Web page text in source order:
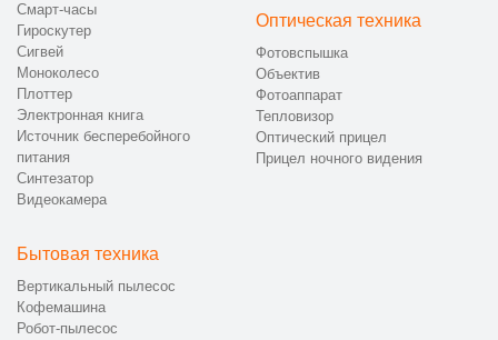
Смарт-часы
Гироскутер
Сигвей
Моноколесо
Плоттер
Электронная книга
Источник бесперебойного
питания
Синтезатор
Видеокамера
Оптическая техника
Фотовспышка
Объектив
Фотоаппарат
Тепловизор
Оптический прицел
Прицел ночного видения
Бытовая техника
Вертикальный пылесос
Кофемашина
Робот-пылесос